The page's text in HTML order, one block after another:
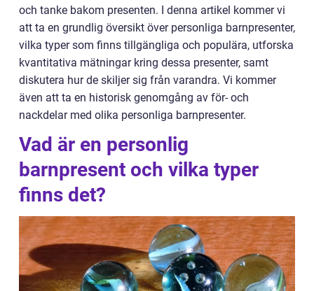
och tanke bakom presenten. I denna artikel kommer vi
att ta en grundlig översikt över personliga barnpresenter,
vilka typer som finns tillgängliga och populära, utforska
kvantitativa mätningar kring dessa presenter, samt
diskutera hur de skiljer sig från varandra. Vi kommer
även att ta en historisk genomgång av för- och
nackdelar med olika personliga barnpresenter.
Vad är en personlig
barnpresent och vilka typer
finns det?